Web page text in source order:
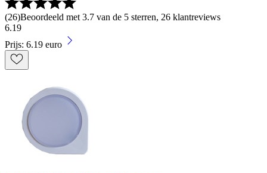
(26)Beoordeeld met 3.7 van de 5 sterren, 26 klantreviews
6.19
Prijs: 6.19 euro